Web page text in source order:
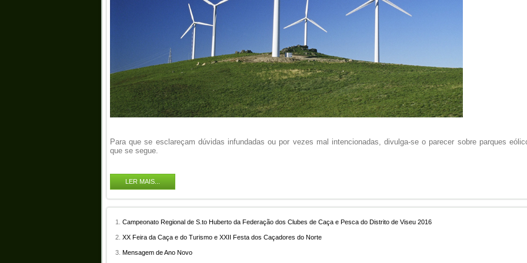
Para que se esclareçam dúvidas infundadas ou por vezes mal intencionadas, divulga-se o parecer sobre parques
que se segue.
LER MAIS...
Campeonato Regional de S.to Huberto da Federação dos Clubes de Caça e Pesca do Distrito de Viseu 2016
XX Feira da Caça e do Turismo e XXII Festa dos Caçadores do Norte
Mensagem de Ano Novo